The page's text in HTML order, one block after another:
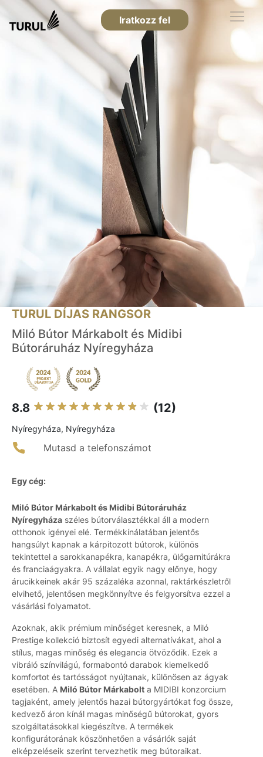
Iratkozz fel
TURUL DÍJAS RANGSOR
Miló Bútor Márkabolt és Midibi
Bútoráruház Nyíregyháza
8.8 (12)
Nyíregyháza, Nyíregyháza
Mutasd a telefonszámot
Egy cég:
Miló Bútor Márkabolt és Midibi Bútoráruház
Nyíregyháza széles bútorválasztékkal áll a modern
otthonok igényei elé. Termékkínálatában jelentős
hangsúlyt kapnak a kárpitozott bútorok, különös
tekintettel a sarokkanapékra, kanapékra, ülőgarnitúrákra
és franciaágyakra. A vállalat egyik nagy előnye, hogy
árucikkeinek akár 95 százaléka azonnal, raktárkészletről
elvihető, jelentősen megkönnyítve és felgyorsítva ezzel a
vásárlási folyamatot.
Azoknak, akik prémium minőséget keresnek, a Miló
Prestige kollekció biztosít egyedi alternatívákat, ahol a
stílus, magas minőség és elegancia ötvöződik. Ezek a
vibráló színvilágú, formabontó darabok kiemelkedő
komfortot és tartósságot nyújtanak, különösen az ágyak
esetében. A Miló Bútor Márkabolt a MIDIBI konzorcium
tagjaként, amely jelentős hazai bútorgyártókat fog össze,
kedvező áron kínál magas minőségű bútorokat, gyors
szolgáltatásokkal kiegészítve. A termékek
konfigurátorának köszönhetően a vásárlók saját
elképzeléseik szerint tervezhetik meg bútoraikat.